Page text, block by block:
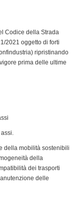
Codice della Strada
2021 oggetto di forti
ripristinando
prima delle ultime
della mobilità sostenibili
della
dei trasporti
delle